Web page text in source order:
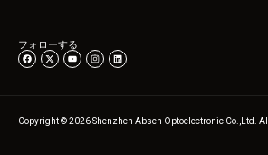
フォローする
Copyright © 2026 Shenzhen Absen Optoelectronic Co.,Ltd.